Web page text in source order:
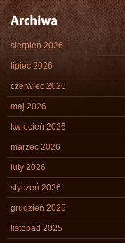
sierpień 2026
lipiec 2026
czerwiec 2026
maj 2026
kwiecień 2026
marzec 2026
luty 2026
styczeń 2026
grudzień 2025
listopad 2025